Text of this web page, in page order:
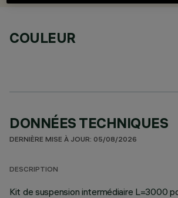
COULEUR
DONNÉES TECHNIQUES
DERNIÈRE MISE À JOUR: 05/08/2026
DESCRIPTION
Kit de suspension intermédiaire L=3000